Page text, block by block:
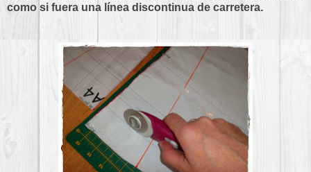
como si fuera una línea discontinua de carretera.